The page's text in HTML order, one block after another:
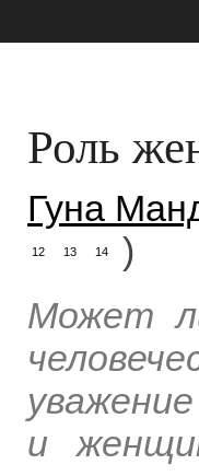
Роль
Гуна
12 13 14
)
Может
и